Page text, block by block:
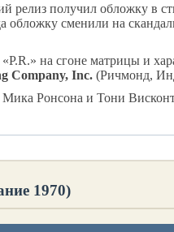
релиз получил обложку в
обложку сменили на
на сгоне матрицы и
Company, Inc. (Ричмонд,
Ронсона и Тони
1970)